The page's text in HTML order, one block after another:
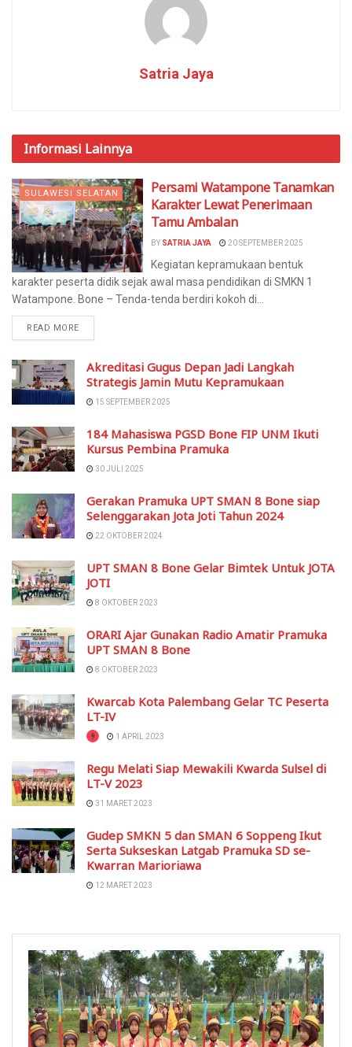
Satria Jaya
Informasi Lainnya
SULAWESI SELATAN
Persami Watampone Tanamkan
Karakter Lewat Penerimaan
Tamu Ambalan
BY SATRIA JAYA 20 SEPTEMBER 2025
Kegiatan kepramukaan bentuk
karakter peserta didik sejak awal masa pendidikan di SMKN 1
Watampone. Bone – Tenda-tenda berdiri kokoh di...
READ MORE
Akreditasi Gugus Depan Jadi Langkah
Strategis Jamin Mutu Kepramukaan
15 SEPTEMBER 2025
184 Mahasiswa PGSD Bone FIP UNM Ikuti
Kursus Pembina Pramuka
30 JULI 2025
Gerakan Pramuka UPT SMAN 8 Bone siap
Selenggarakan Jota Joti Tahun 2024
22 OKTOBER 2024
UPT SMAN 8 Bone Gelar Bimtek Untuk JOTA
JOTI
8 OKTOBER 2023
ORARI Ajar Gunakan Radio Amatir Pramuka
UPT SMAN 8 Bone
8 OKTOBER 2023
Kwarcab Kota Palembang Gelar TC Peserta
LT-IV
1 APRIL 2023
Regu Melati Siap Mewakili Kwarda Sulsel di
LT-V 2023
31 MARET 2023
Gudep SMKN 5 dan SMAN 6 Soppeng Ikut
Serta Sukseskan Latgab Pramuka SD se-
Kwarran Marioriawa
12 MARET 2023